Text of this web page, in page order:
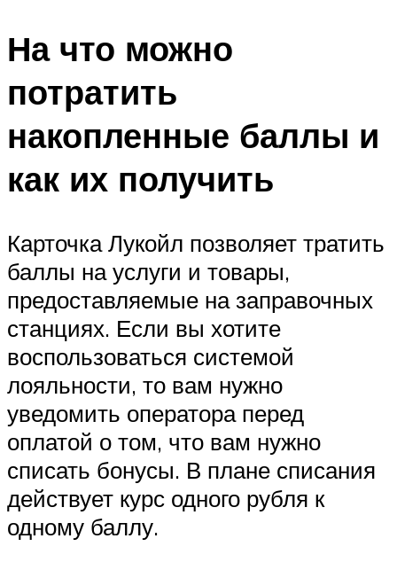
На что можно
потратить
накопленные баллы и
как их получить
Карточка Лукойл позволяет тратить
баллы на услуги и товары,
предоставляемые на заправочных
станциях. Если вы хотите
воспользоваться системой
лояльности, то вам нужно
уведомить оператора перед
оплатой о том, что вам нужно
списать бонусы. В плане списания
действует курс одного рубля к
одному баллу.